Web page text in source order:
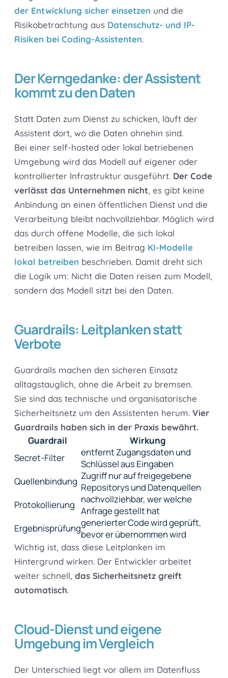
der Entwicklung sicher einsetzen und die
Risikobetrachtung aus Datenschutz- und IP-
Risiken bei Coding-Assistenten.
Der Kerngedanke: der Assistent
kommt zu den Daten
Statt Daten zum Dienst zu schicken, läuft der
Assistent dort, wo die Daten ohnehin sind.
Bei einer self-hosted oder lokal betriebenen
Umgebung wird das Modell auf eigener oder
kontrollierter Infrastruktur ausgeführt. Der Code
verlässt das Unternehmen nicht, es gibt keine
Anbindung an einen öffentlichen Dienst und die
Verarbeitung bleibt nachvollziehbar. Möglich wird
das durch offene Modelle, die sich lokal
betreiben lassen, wie im Beitrag KI-Modelle
lokal betreiben beschrieben. Damit dreht sich
die Logik um: Nicht die Daten reisen zum Modell,
sondern das Modell sitzt bei den Daten.
Guardrails: Leitplanken statt
Verbote
Guardrails machen den sicheren Einsatz
alltagstauglich, ohne die Arbeit zu bremsen.
Sie sind das technische und organisatorische
Sicherheitsnetz um den Assistenten herum. Vier
Guardrails haben sich in der Praxis bewährt.
Guardrail
Wirkung
Secret-Filter
entfernt Zugangsdaten und
Schlüssel aus Eingaben
Quellenbindung Zugriff nur auf freigegebene
Repositorys und Datenquellen
Protokollierung
nachvollziehbar, wer welche
Anfrage gestellt hat
Ergebnisprüfunggenerierter Code wird geprüft,
bevor er übernommen wird
Wichtig ist, dass diese Leitplanken im
Hintergrund wirken. Der Entwickler arbeitet
weiter schnell, das Sicherheitsnetz greift
automatisch.
Cloud-Dienst und eigene
Umgebung im Vergleich
Der Unterschied liegt vor allem im Datenfluss